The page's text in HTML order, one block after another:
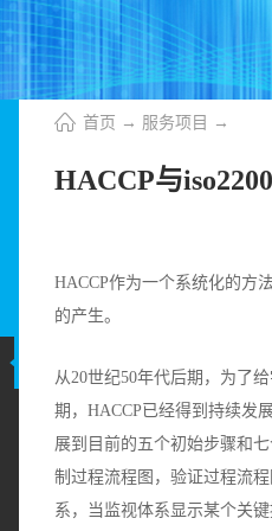
首页 → 服务项目 →
HACCP与
HACCP作为一个系统化的方
的产生。
从20世纪50年代后期，为了
期，HACCP已经得到持续发
展到目前的五个初始步骤和
制过程流程图，验证过程流
系，当监视体系显示某个关